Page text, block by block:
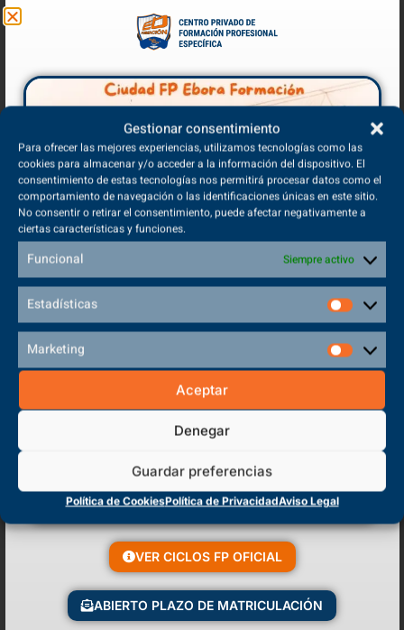
Gestionar consentimiento
Para ofrecer las mejores experiencias, utilizamos tecnologías como las
cookies para almacenar y/o acceder a la información del dispositivo. El
consentimiento de estas tecnologías nos permitirá procesar datos como el
comportamiento de navegación o las identificaciones únicas en este sitio.
No consentir o retirar el consentimiento, puede afectar negativamente a
ciertas características y funciones.
Funcional Siempre activo
Estadísticas
Marketing
Aceptar
Denegar
Guardar preferencias
Política de CookiesPolítica de PrivacidadAviso Legal
Analizamos los protocolos de la ONT, el control de la isquemia fría y
cómo estudiar este ciclo oficial en Ebora Formación para salvar
vidas en una carrera contrarreloj.
Diferencias entre Técnico en Sistemas
Microinformáticos y Redes (SMR) y Técnico Superior
en Administración de Sistemas Informáticos en Red
(ASIR)
VER CICLOS FP OFICIAL
ABIERTO PLAZO DE MATRICULACIÓN